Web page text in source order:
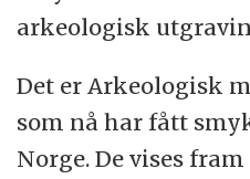
arkeologisk
Det er Arkeologisk
som nå har fått
Norge. De vises